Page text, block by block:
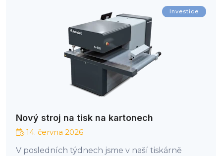
Investice
Nový stroj na tisk na kartonech
14. června 2026
V posledních týdnech jsme v naší tiskárně